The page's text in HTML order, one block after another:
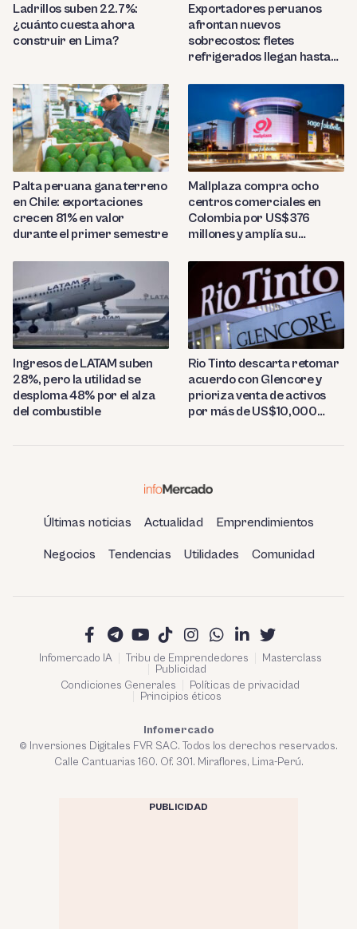
Ladrillos suben 22.7%:
¿cuánto cuesta ahora
construir en Lima?
Exportadores peruanos
afrontan nuevos
sobrecostos: fletes
refrigerados llegan hasta
Palta peruana gana terreno
en Chile: exportaciones
crecen 81% en valor
durante el primer semestre
Mallplaza compra ocho
centros comerciales en
Colombia por US$376
millones y amplía su
Ingresos de LATAM suben
28%, pero la utilidad se
desploma 48% por el alza
del combustible
Rio Tinto descarta retomar
acuerdo con Glencore y
prioriza venta de activos
por más de US$10,000
Últimas noticias Actualidad Emprendimientos
Negocios Tendencias Utilidades Comunidad
Infomercado IA Tribu de Emprendedores
Masterclass
Publicidad
Condiciones Generales
Políticas de privacidad
Principios éticos
Infomercado
© Inversiones Digitales FVR SAC. Todos los derechos reservados.
Calle Cantuarias 160. Of. 301. Miraflores, Lima-Perú.
PUBLICIDAD